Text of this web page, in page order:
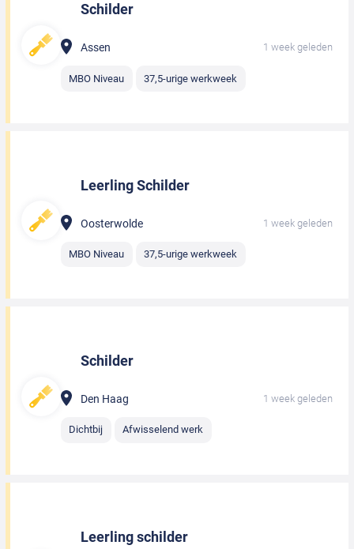
Schilder
Assen 1 week geleden
MBO Niveau 37,5-urige werkweek
Leerling Schilder
Oosterwolde 1 week geleden
MBO Niveau 37,5-urige werkweek
Schilder
Den Haag 1 week geleden
Dichtbij Afwisselend werk
Leerling schilder